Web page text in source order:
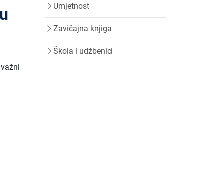
Umjetnost
Zavičajna knjiga
Škola i udžbenici